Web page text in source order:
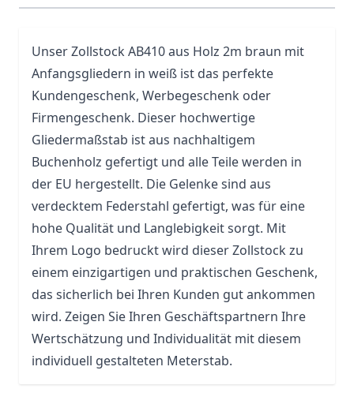
UnserZollstock AB410 aus Holz 2m braun mit
Anfangsgliedern in weiß ist das perfekte
Kundengeschenk, Werbegeschenk oder
Firmengeschenk. Dieser hochwertige
Gliedermaßstab ist aus nachhaltigem
Buchenholz gefertigt und alle Teile werden in
der EU hergestellt. Die Gelenke sind aus
verdecktem Federstahl gefertigt, was für eine
hohe Qualität und Langlebigkeit sorgt. Mit
Ihrem Logo bedruckt wird dieser Zollstock zu
einem einzigartigen und praktischen Geschenk,
das sicherlich bei Ihren Kunden gut ankommen
wird. Zeigen Sie Ihren Geschäftspartnern Ihre
Wertschätzung und Individualität mit diesem
individuell gestalteten Meterstab.